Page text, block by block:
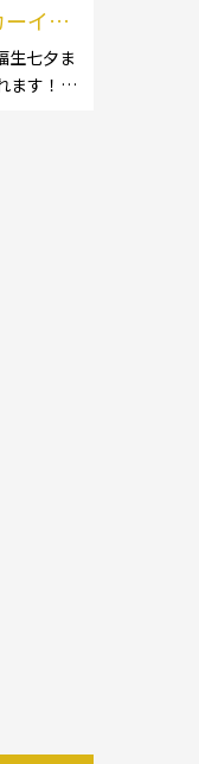
メニュ
ン]1.1.2
:軽トラ
大型キッ
ーイベ
回福
開催
生七夕ま
ます！2
全国で、
開業前に
店 […]